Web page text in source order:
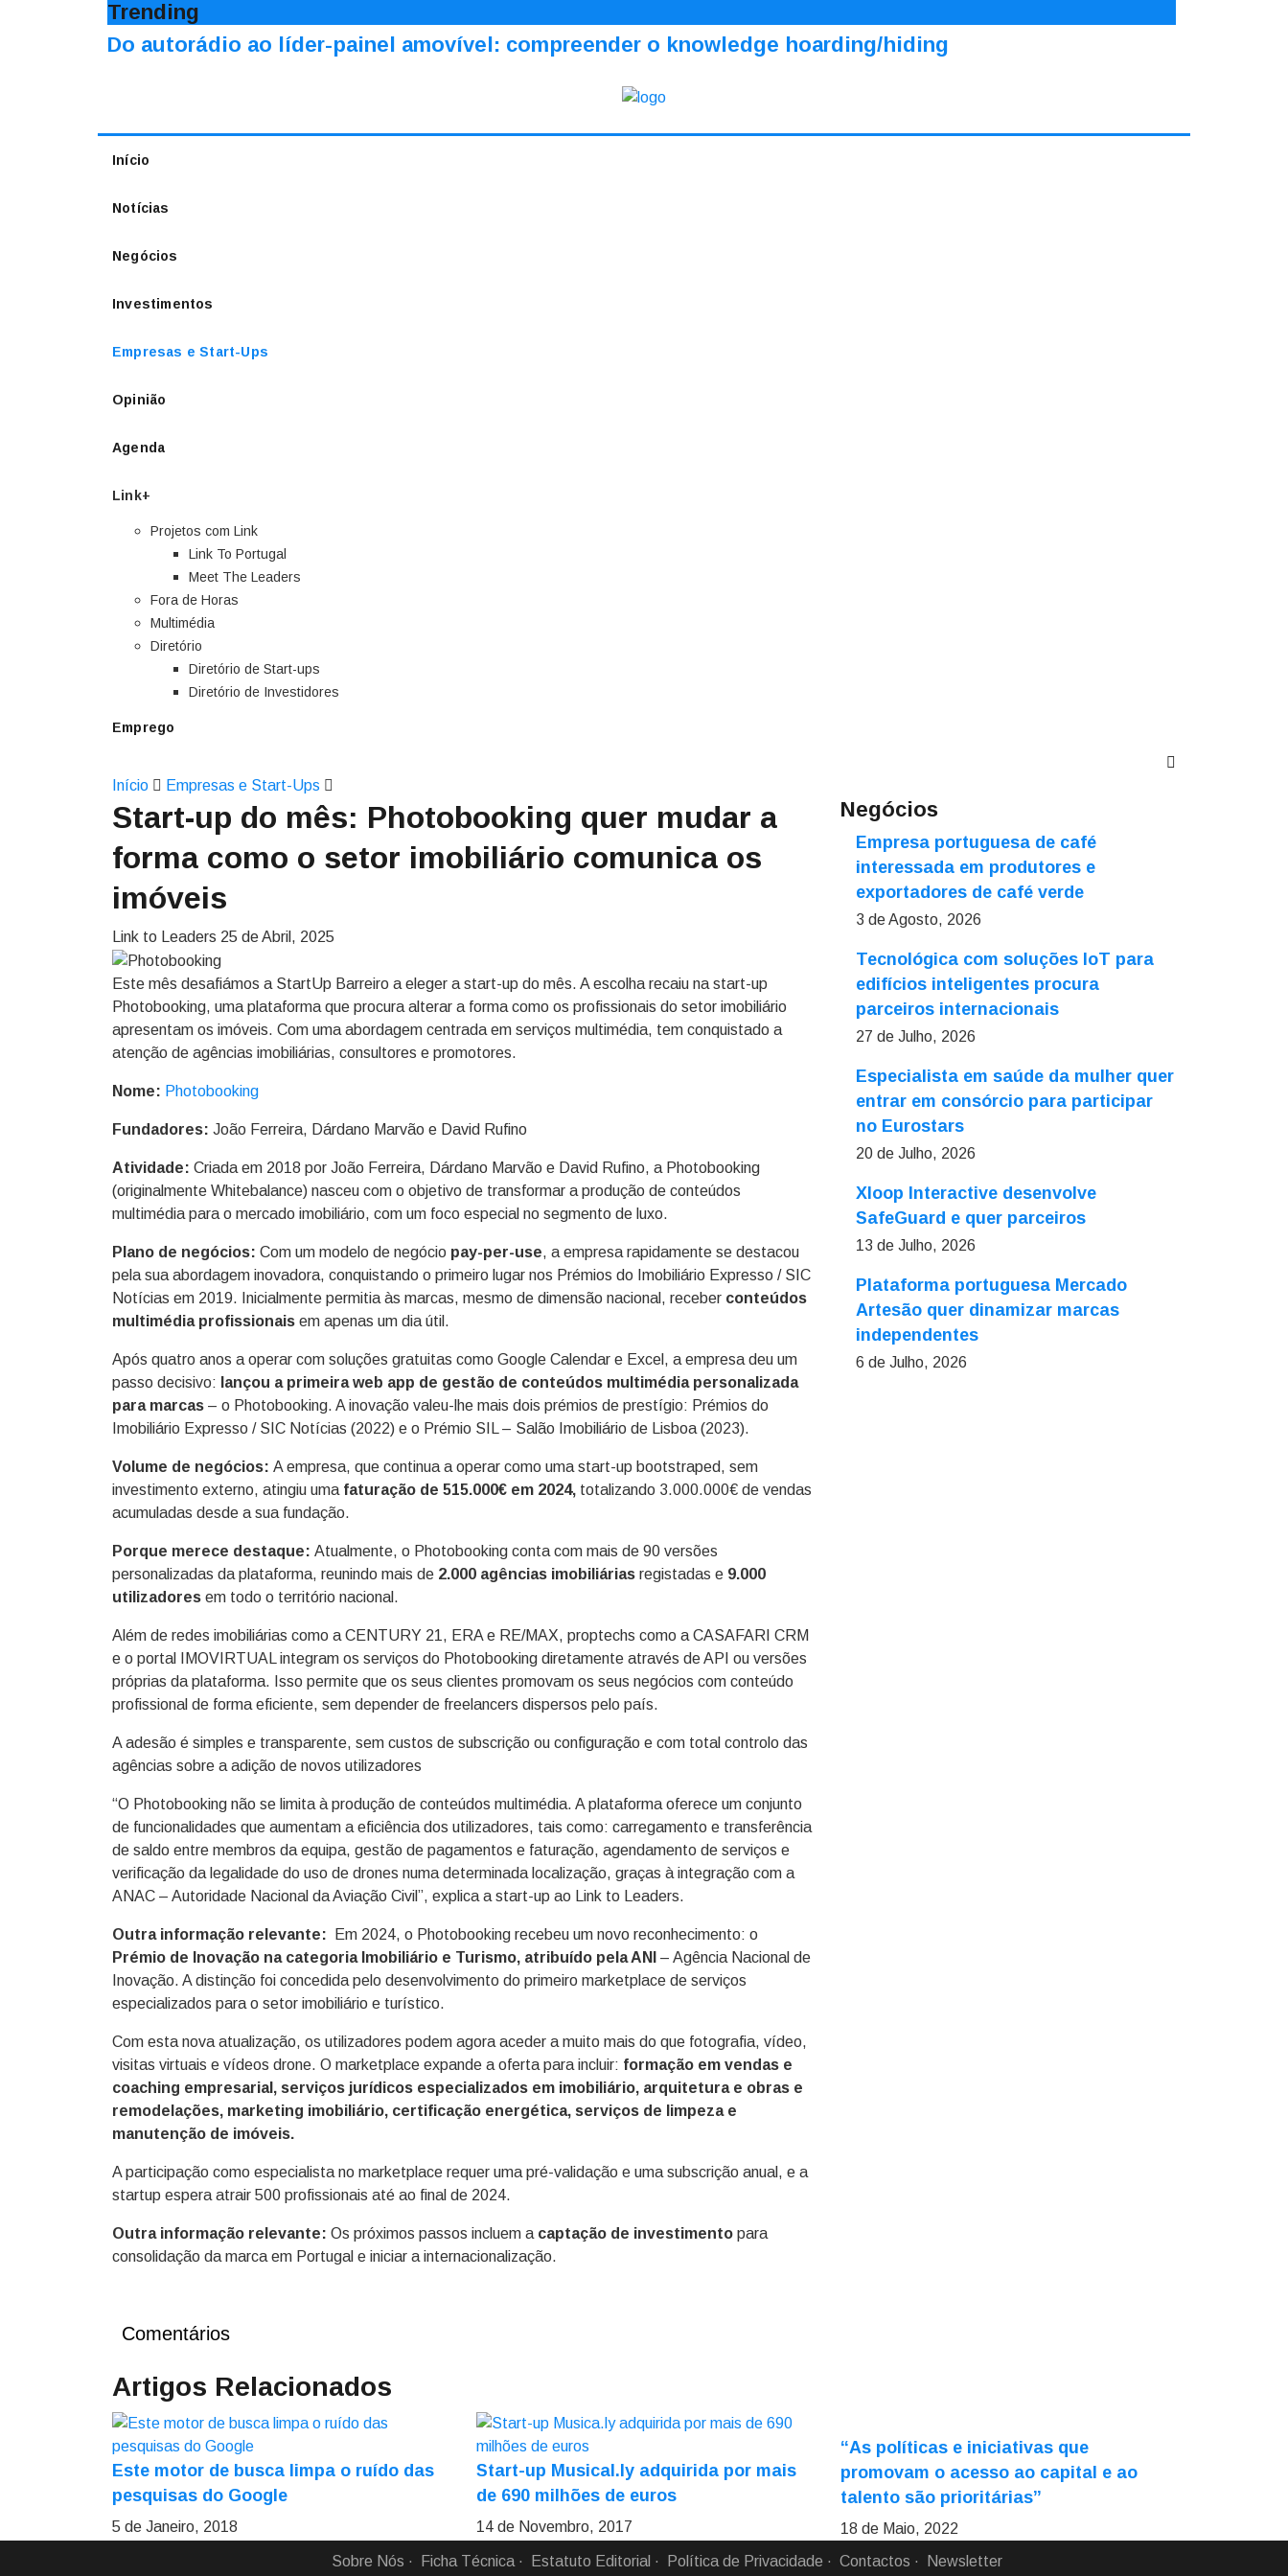
Trending
Do autorádio ao líder-painel amovível: compreender o knowledge hoarding/hiding
Início
Notícias
Negócios
Investimentos
Empresas e Start-Ups
Opinião
Agenda
Link+
Projetos com Link
Link To Portugal
Meet The Leaders
Fora de Horas
Multimédia
Diretório
Diretório de Start-ups
Diretório de Investidores
Emprego
Início Empresas e Start-Ups
Start-up do mês: Photobooking quer mudar a
forma como o setor imobiliário comunica os
imóveis
Link to Leaders 25 de Abril, 2025
Este mês desafiámos a StartUp Barreiro a eleger a start-up do mês. A escolha recaiu na start-up
Photobooking, uma plataforma que procura alterar a forma como os profissionais do setor imobiliário
apresentam os imóveis. Com uma abordagem centrada em serviços multimédia, tem conquistado a
atenção de agências imobiliárias, consultores e promotores.
Nome: Photobooking
Fundadores: João Ferreira, Dárdano Marvão e David Rufino
Atividade: Criada em 2018 por João Ferreira, Dárdano Marvão e David Rufino, a Photobooking
(originalmente Whitebalance) nasceu com o objetivo de transformar a produção de conteúdos
multimédia para o mercado imobiliário, com um foco especial no segmento de luxo.
Plano de negócios: Com um modelo de negócio pay-per-use, a empresa rapidamente se destacou
pela sua abordagem inovadora, conquistando o primeiro lugar nos Prémios do Imobiliário Expresso / SIC
Notícias em 2019. Inicialmente permitia às marcas, mesmo de dimensão nacional, receber conteúdos
multimédia profissionais em apenas um dia útil.
Após quatro anos a operar com soluções gratuitas como Google Calendar e Excel, a empresa deu um
passo decisivo: lançou a primeira web app de gestão de conteúdos multimédia personalizada
para marcas – o Photobooking. A inovação valeu-lhe mais dois prémios de prestígio: Prémios do
Imobiliário Expresso / SIC Notícias (2022) e o Prémio SIL – Salão Imobiliário de Lisboa (2023).
Volume de negócios: A empresa, que continua a operar como uma start-up bootstraped, sem
investimento externo, atingiu uma faturação de 515.000€ em 2024, totalizando 3.000.000€ de vendas
acumuladas desde a sua fundação.
Porque merece destaque: Atualmente, o Photobooking conta com mais de 90 versões
personalizadas da plataforma, reunindo mais de 2.000 agências imobiliárias registadas e 9.000
utilizadores em todo o território nacional.
Além de redes imobiliárias como a CENTURY 21, ERA e RE/MAX, proptechs como a CASAFARI CRM
e o portal IMOVIRTUAL integram os serviços do Photobooking diretamente através de API ou versões
próprias da plataforma. Isso permite que os seus clientes promovam os seus negócios com conteúdo
profissional de forma eficiente, sem depender de freelancers dispersos pelo país.
A adesão é simples e transparente, sem custos de subscrição ou configuração e com total controlo das
agências sobre a adição de novos utilizadores
“O Photobooking não se limita à produção de conteúdos multimédia. A plataforma oferece um conjunto
de funcionalidades que aumentam a eficiência dos utilizadores, tais como: carregamento e transferência
de saldo entre membros da equipa, gestão de pagamentos e faturação, agendamento de serviços e
verificação da legalidade do uso de drones numa determinada localização, graças à integração com a
ANAC – Autoridade Nacional da Aviação Civil”, explica a start-up ao Link to Leaders.
Outra informação relevante:
Em 2024, o Photobooking recebeu um novo reconhecimento: o
Prémio de Inovação na categoria Imobiliário e Turismo, atribuído pela ANI
– Agência Nacional de
Inovação. A distinção foi concedida pelo desenvolvimento do primeiro marketplace de serviços
especializados para o setor imobiliário e turístico.
Com esta nova atualização, os utilizadores podem agora aceder a muito mais do que fotografia, vídeo,
visitas virtuais e vídeos drone. O marketplace expande a oferta para incluir: formação em vendas e
coaching empresarial, serviços jurídicos especializados em imobiliário, arquitetura e obras e
remodelações, marketing imobiliário, certificação energética, serviços de limpeza e
manutenção de imóveis.
A participação como especialista no marketplace requer uma pré-validação e uma subscrição anual, e a
startup espera atrair 500 profissionais até ao final de 2024.
Outra informação relevante: Os próximos passos incluem a captação de investimento para
consolidação da marca em Portugal e iniciar a internacionalização.
Comentários
Negócios
Empresa portuguesa de café
interessada em produtores e
exportadores de café verde
3 de Agosto, 2026
Tecnológica com soluções IoT para
edifícios inteligentes procura
parceiros internacionais
27 de Julho, 2026
Especialista em saúde da mulher quer
entrar em consórcio para participar
no Eurostars
20 de Julho, 2026
Xloop Interactive desenvolve
SafeGuard e quer parceiros
13 de Julho, 2026
Plataforma portuguesa Mercado
Artesão quer dinamizar marcas
independentes
6 de Julho, 2026
Artigos Relacionados
Este motor de busca limpa o ruído das
pesquisas do Google
5 de Janeiro, 2018
Start-up Musical.ly adquirida por mais
de 690 milhões de euros
14 de Novembro, 2017
“As políticas e iniciativas que
promovam o acesso ao capital e ao
talento são prioritárias”
18 de Maio, 2022
Sobre Nós
Ficha Técnica Estatuto Editorial Política de Privacidade Contactos Newsletter